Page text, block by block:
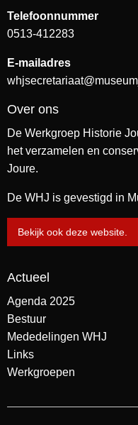
Telefoonnummer
0513-412283
E-mailadres
Over ons
De Werkgroep Historie
het verzamelen en
Joure.
De WHJ is gevestigd in
Bekijk ook deze website.
Actueel
Agenda 2025
Bestuur
Mededelingen WHJ
Links
Werkgroepen